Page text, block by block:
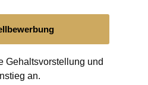
Gehaltsvorstellung und
an.